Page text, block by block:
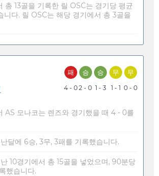
총 13골을 기록한 릴 OSC는 경기당 평균
니다. 릴 OSC는 해당 경기에서 총 3골을
패
4 - 0
승
2 - 0
승
1 - 3
무
1 - 1
무
0 - 0
AS 모나코는 렌즈와 경기했을 때 4 - 0를
달에 6승, 3무, 3패를 기록했습니다.
10경기에서 총 15골을 넣었으며, 90분당
했습니다.